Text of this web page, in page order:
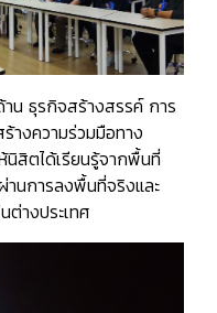
าน ธุรกิจสร้างสรรค์ การ
างความร่วมมือทาง
นิสิตได้เรียนรู้จากพื้นที่
นการลงพื้นที่จริงและ
ต่างประเทศ